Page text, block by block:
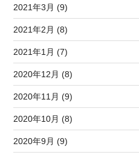
2021年3月 (9)
2021年2月 (8)
2021年1月 (7)
2020年12月 (8)
2020年11月 (9)
2020年10月 (8)
2020年9月 (9)